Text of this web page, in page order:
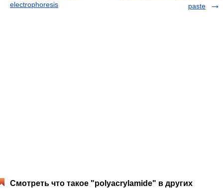
electrophoresis
paste
Смотреть что такое "polyacrylamide" в других